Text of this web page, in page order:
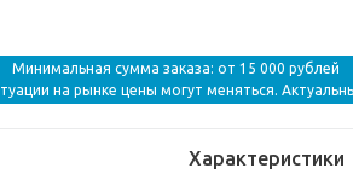
Минимальная сумма заказа: от 15 000 рублей
на рынке цены могут меняться.
Характеристики